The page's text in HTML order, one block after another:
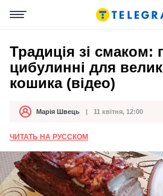
Традиція зі смаком:
цибулинні для
кошика (відео)
АвторМарія Швець
Дата публікації 11 квітня, 12:00
ЧИТАТЬ НА РУССКОМ